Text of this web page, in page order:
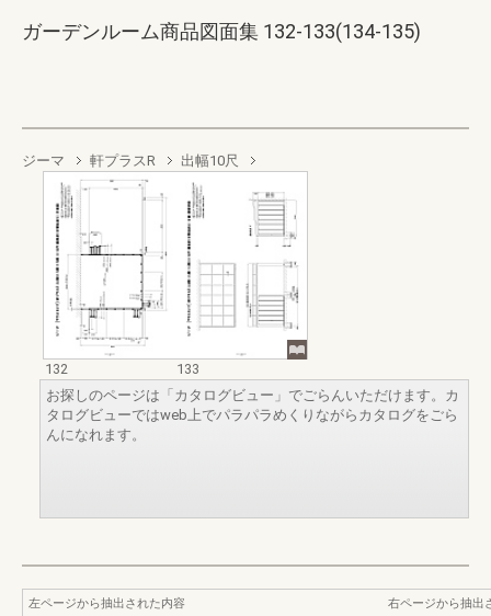
ガーデンルーム商品図面集 132-133(134-135)
ジーマ 軒プラスR 出幅10尺
132
133
お探しのページは「カタログビュー」でごらんいただけます。カ
タログビューではweb上でパラパラめくりながらカタログをごら
んになれます。
左ページから抽出された内容
右ページから抽出